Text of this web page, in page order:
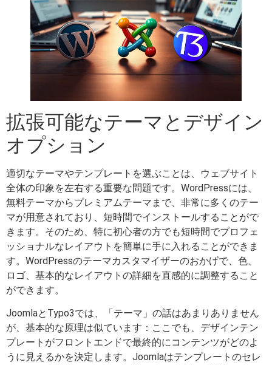
拡張可能なテーマとデザイン
オプション
適切なテーマやテンプレートを選ぶことは、ウェブサイト
全体の印象を左右する重要な問題です。WordPressには、
無料テーマからプレミアムテーマまで、非常に多くのテー
マが用意されており、短時間でインストールすることがで
きます。そのため、特に初心者の方でも短時間でプロフェ
ッショナルなレイアウトを簡単に手に入れることができま
す。WordPressのテーマカスタマイザーのおかげで、色、
ロゴ、基本的なレイアウトの詳細を直感的に調整すること
ができます。
JoomlaとTypo3では、「テーマ」の話はあまりありません
が、基本的な原理は似ています：ここでも、デザインテン
プレートがフロントエンドで最終的にコンテンツがどのよ
うに見えるかを決定します。Joomlaはテンプレートのセレ